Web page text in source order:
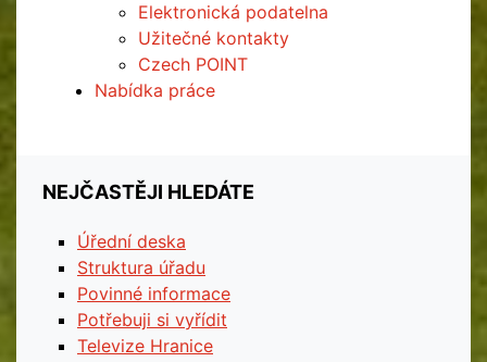
Elektronická podatelna
Užitečné kontakty
Czech POINT
Nabídka práce
NEJČASTĚJI HLEDÁTE
Úřední deska
Struktura úřadu
Povinné informace
Potřebuji si vyřídit
Televize Hranice